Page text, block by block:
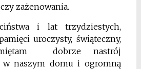
zażenowania.
i lat trzydziestych,
uroczysty, świąteczny,
dobrze nastrój
w naszym domu i ogromną